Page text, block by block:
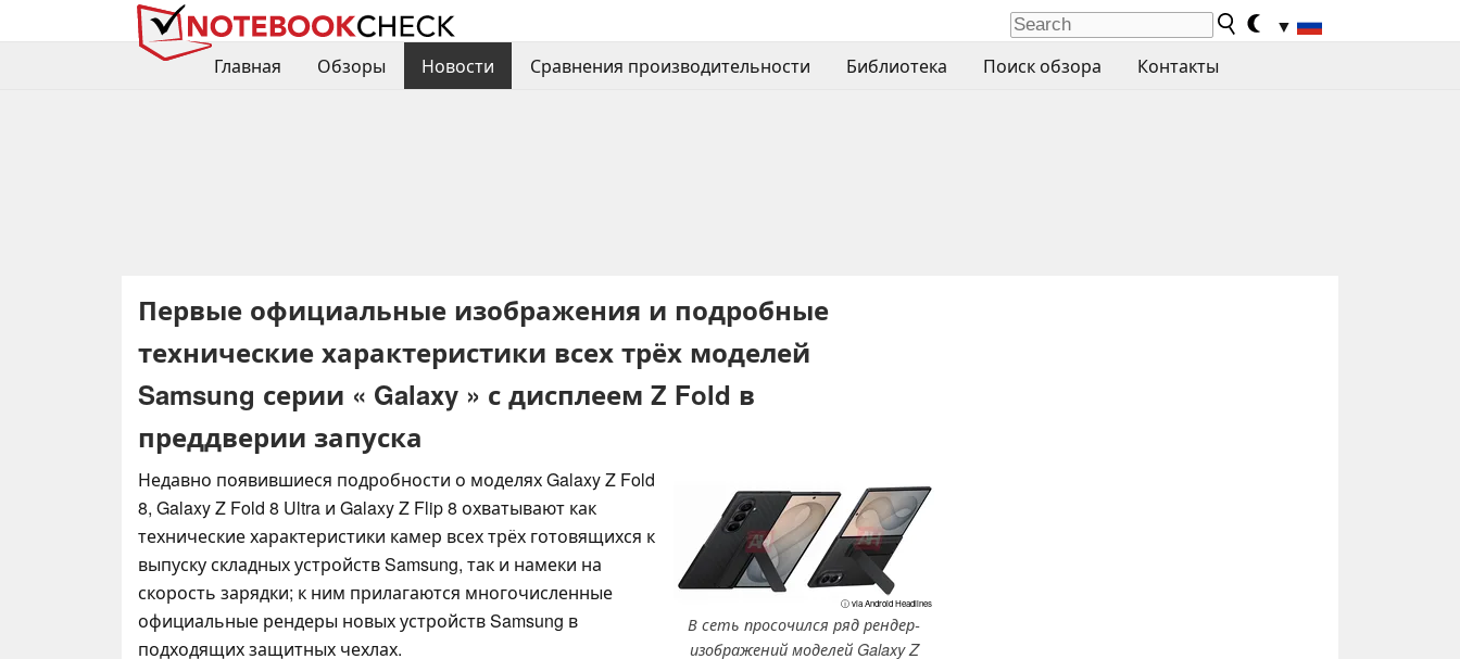
▼
Главная
Обзоры Новости Сравнения производительности Библиотека Поиск обзора Контакты
Первые официальные изображения и подробные
технические характеристики всех трёх моделей
Samsung серии « Galaxy » с дисплеем Z Fold в
преддверии запуска
ⓘ via Android Headlines
В сеть просочился ряд рендер-
изображений моделей Galaxy Z
Недавно появившиеся подробности о моделях Galaxy Z Fold
8, Galaxy Z Fold 8 Ultra и Galaxy Z Flip 8 охватывают как
технические характеристики камер всех трёх готовящихся к
выпуску складных устройств Samsung, так и намеки на
скорость зарядки; к ним прилагаются многочисленные
официальные рендеры новых устройств Samsung в
подходящих защитных чехлах.